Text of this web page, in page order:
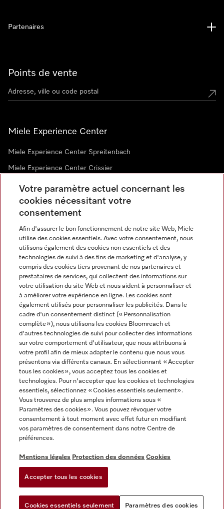
Points de vente
Miele Experience Center
Miele Experience Center Spreitenbach
Miele Experience Center Crissier
Newsletter
Langue
FRANÇAIS
Partenaires
Mentions légales
CGV
Protection des données
Paramètres des cookies
Miele sur Youtube
Votre paramètre actuel concernant les
cookies nécessitant votre
consentement
Afin d'assurer le bon fonctionnement de notre site Web, Miele
utilise des cookies essentiels. Avec votre consentement, nous
utilisons également des cookies non essentiels et des
technologies de suivi à des fins de marketing et d'analyse, y
compris des cookies tiers provenant de nos partenaires et
prestataires de services, qui collectent des informations sur
votre utilisation du site Web et nous aident à personnaliser et
à améliorer votre expérience en ligne. Les cookies sont
également utilisés pour personnaliser les publicités. Dans le
cadre d'un consentement distinct (« Personnalisation
complète »), nous utilisons les cookies Bloomreach et
d'autres technologies de suivi pour collecter des informations
sur votre comportement d'utilisateur, que nous attribuons à
votre profil afin de mieux adapter le contenu que nous vous
présentons via différents canaux. En sélectionnant « Accepter
tous les cookies », vous acceptez tous les cookies et
technologies. Pour n'accepter que les cookies et technologies
essentiels, sélectionnez « Cookies essentiels seulement».
Vous trouverez de plus amples informations sous «
Paramètres des cookies ». Vous pouvez révoquer votre
consentement à tout moment avec effet futur en modifiant
vos paramètres de consentement dans notre Centre de
préférences.
Mentions légales Protection des données Cookies
Accepter tous les cookies
Cookies essentiels seulement Paramètres des cookies